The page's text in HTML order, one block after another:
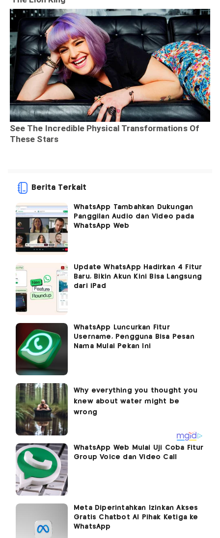
Berita Terkait
WhatsApp Tambahkan Dukungan
Panggilan Audio dan Video pada
WhatsApp Web
Update WhatsApp Hadirkan 4 Fitur
Baru, Bikin Akun Kini Bisa Langsung
dari iPad
WhatsApp Luncurkan Fitur
Username, Pengguna Bisa Pesan
Nama Mulai Pekan Ini
WhatsApp Web Mulai Uji Coba Fitur
Group Voice dan Video Call
Meta Diperintahkan Izinkan Akses
Gratis Chatbot AI Pihak Ketiga ke
WhatsApp